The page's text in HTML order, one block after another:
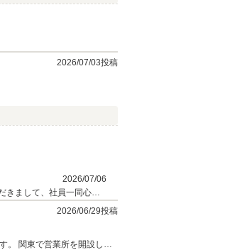
2026/07/03投稿
2026/07/06
きまして、社員一同心か
2026/06/29投稿
。 関東で営業所を開設した